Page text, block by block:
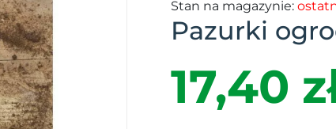
Stan na magazynie:
Pazurki
17,40